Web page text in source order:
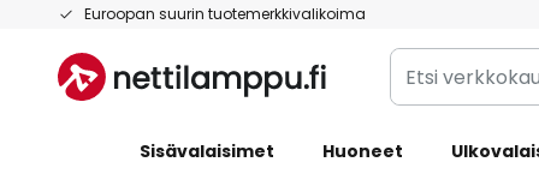
Euroopan suurin tuotemerkkivalikoima
Skip
Content
Etsi
verkkokaupan
Sisävalaisimet Huoneet